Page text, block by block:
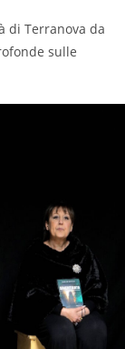
di Terranova da
sulle